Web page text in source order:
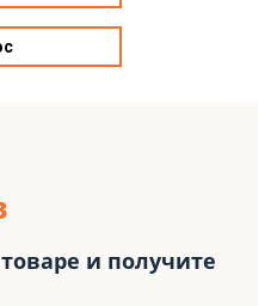
и получите